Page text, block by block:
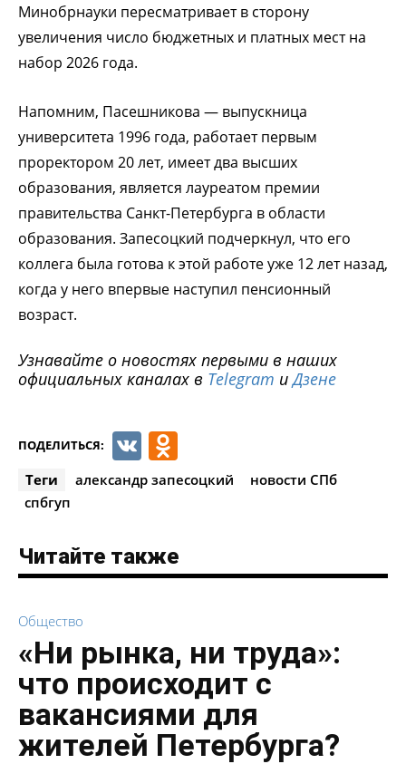
Минобрнауки пересматривает в сторону
увеличения число бюджетных и платных мест на
набор 2026 года.
Напомним, Пасешникова — выпускница
университета 1996 года, работает первым
проректором 20 лет, имеет два высших
образования, является лауреатом премии
правительства Санкт-Петербурга в области
образования. Запесоцкий подчеркнул, что его
коллега была готова к этой работе уже 12 лет назад,
когда у него впервые наступил пенсионный
возраст.
Узнавайте о новостях первыми в наших
официальных каналах в Telegram иДзене
ПОДЕЛИТЬСЯ: VK
Теги александр запесоцкий
новости СПб
спбгуп
Читайте также
Общество
«Ни рынка, ни труда»:
что происходит с
вакансиями для
жителей Петербурга?